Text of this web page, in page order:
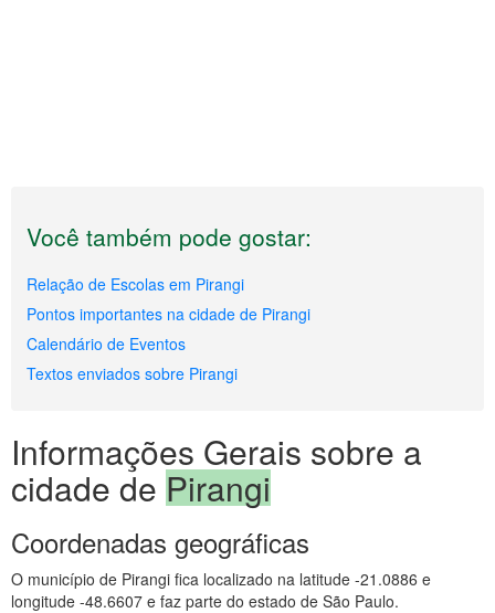
Você também pode gostar:
Relação de Escolas em Pirangi
Pontos importantes na cidade de Pirangi
Calendário de Eventos
Textos enviados sobre Pirangi
Informações Gerais sobre a
cidade de Pirangi
Coordenadas geográficas
O município de Pirangi fica localizado na latitude -21.0886 e
longitude -48.6607 e faz parte do estado de São Paulo.